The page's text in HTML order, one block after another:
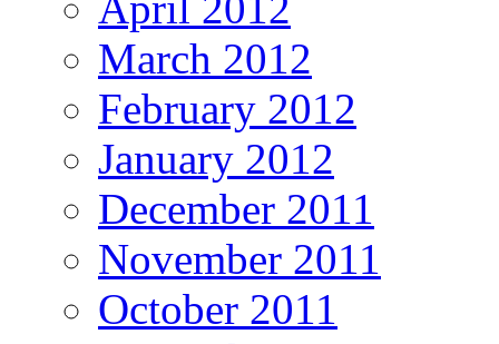
March 2012
February 2012
January 2012
December 2011
November 2011
October 2011